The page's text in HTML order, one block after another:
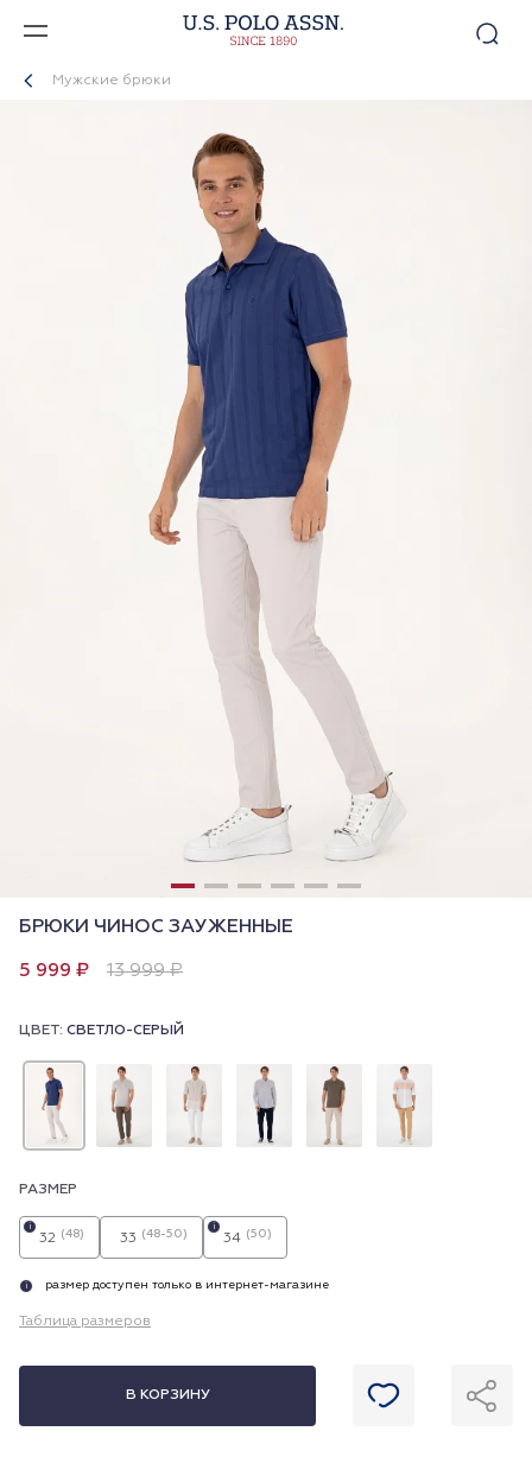
Мужские брюки
БРЮКИ ЧИНОС ЗАУЖЕННЫЕ
5 999 ₽ 13 999 ₽
ЦВЕТ: СВЕТЛО-СЕРЫЙ
РАЗМЕР
32 (48)
i
33 (48-50) 34 (50)
i
i размер доступен только в интернет-магазине
Таблица размеров
В КОРЗИНУ